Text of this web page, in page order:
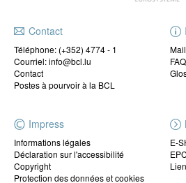
Contact
Téléphone: (+352) 4774 - 1
Courriel: info@bcl.lu
Contact
Postes à pourvoir à la BCL
FAQ
Impress
Informations légales
Déclaration sur l'accessibilité
Copyright
Protection des données et cookies
E-